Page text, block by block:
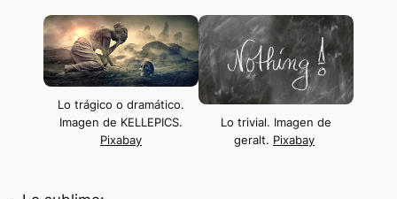
Lo trágico o dramático.
Imagen de KELLEPICS.
Pixabay
Lo trivial. Imagen de
geralt. Pixabay